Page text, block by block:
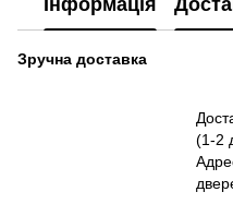
Зручна доставка
(1-2